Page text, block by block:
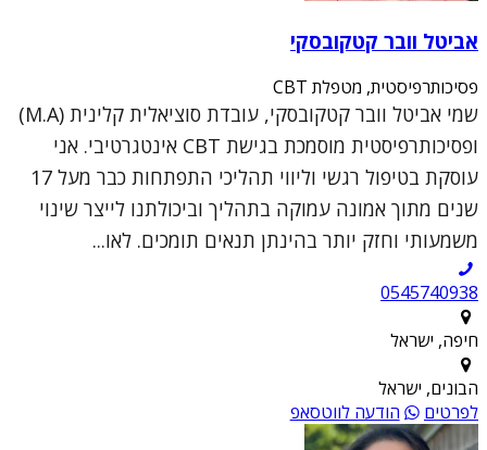
אביטל וובר קטקובסקי
פסיכותרפיסטית, מטפלת CBT
שמי אביטל וובר קטקובסקי, עובדת סוציאלית קלינית (M.A)
ופסיכותרפיסטית מוסמכת בגישת CBT אינטגרטיבי. אני
עוסקת בטיפול רגשי וליווי תהליכי התפתחות כבר מעל 17
שנים מתוך אמונה עמוקה בתהליך וביכולתנו לייצר שינוי
משמעותי וחזק יותר בהינתן תנאים תומכים. לאו...
0545740938
חיפה, ישראל
הבונים, ישראל
לפרטים
הודעה לווטסאפ